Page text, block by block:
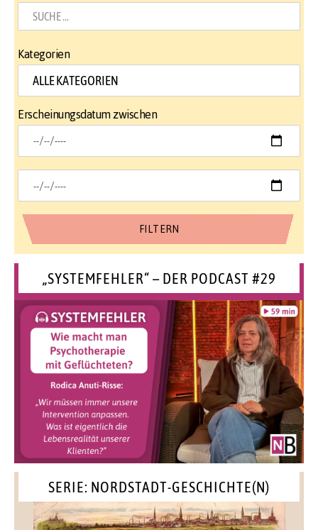
Kategorien
Erscheinungsdatum zwischen
„SYSTEMFEHLER“ – DER PODCAST #29
SERIE: NORDSTADT-GESCHICHTE(N)